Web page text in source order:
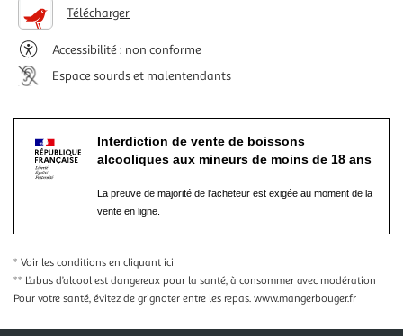
Télécharger
Accessibilité : non conforme
Espace sourds et malentendants
Interdiction de vente de boissons
alcooliques aux mineurs de moins de 18 ans
La preuve de majorité de l'acheteur est exigée au moment de la
vente en ligne.
* Voir les conditions en cliquant ici
** L’abus d’alcool est dangereux pour la santé, à consommer avec modération
Pour votre santé, évitez de grignoter entre les repas. www.mangerbouger.fr